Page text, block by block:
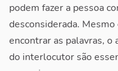
podem fazer a pessoa
desconsiderada.
encontrar as palavras, o
do interlocutor são